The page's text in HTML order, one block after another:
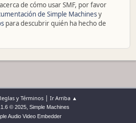
de cómo usar SMF, por favor
de Simple Machinesy
para descubrir quién ha hecho de
y Términos | Ir Arriba ▲
© 2025, Simple Machines
Audio Video Embedder